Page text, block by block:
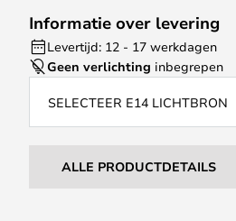
Informatie over levering
Levertijd: 12 - 17 werkdagen
Geen verlichting inbegrepen
SELECTEER E14 LICHTBRON
ALLE PRODUCTDETAILS